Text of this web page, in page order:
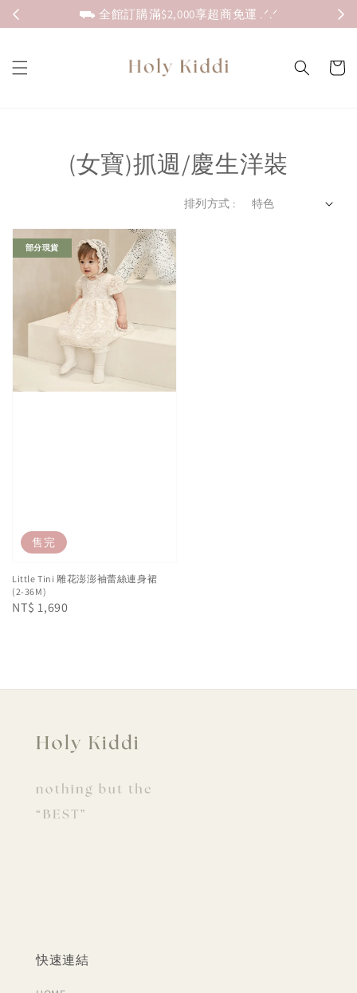
⛟ 全館訂購滿$2,000享超商免運 .ᐟ.ᐟ
(女寶)抓週/慶生洋裝
排列方式 :
售完
部分現貨
Little Tini 雕花澎澎袖蕾絲連身裙
(2-36M)
Regular
NT$ 1,690
快速連結